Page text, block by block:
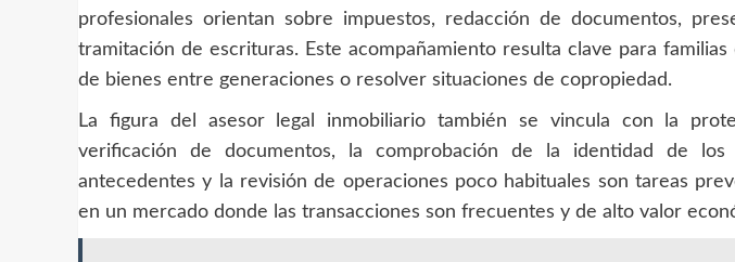
profesionales orientan sobre impuestos, redacción de documentos,
tramitación de escrituras. Este acompañamiento resulta clave para
de bienes entre generaciones o resolver situaciones de copropiedad.
La figura del asesor legal inmobiliario también se vincula con la
verificación de documentos, la comprobación de la identidad de los
antecedentes y la revisión de operaciones poco habituales son tareas
en un mercado donde las transacciones son frecuentes y de alto valor